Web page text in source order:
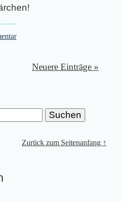
Neuere Einträge »
Zurück zum Seitenanfang ↑